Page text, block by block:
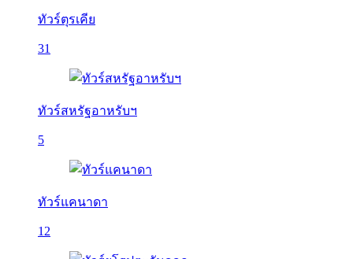
ทัวร์ตุรเคีย
31
ทัวร์สหรัฐอาหรับฯ
5
ทัวร์แคนาดา
12